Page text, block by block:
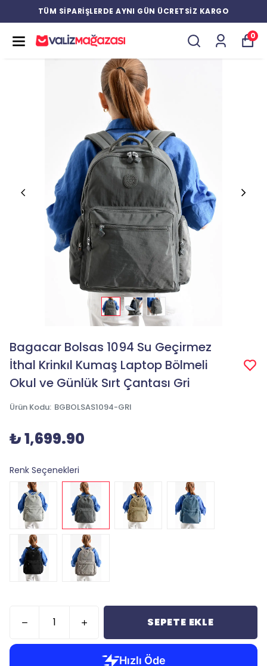
TÜM SİPARİŞLERDE AYNI GÜN ÜCRETSİZ KARGO
0
Bagacar Bolsas 1094 Su Geçirmez
İthal Krinkıl Kumaş Laptop Bölmeli
Okul ve Günlük Sırt Çantası Gri
Ürün Kodu: BGBOLSAS1094-GRI
₺ 1,699.90
Renk Seçenekleri
SEPETE EKLE